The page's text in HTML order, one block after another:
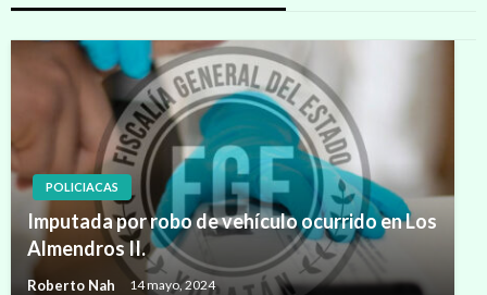
POLICIACAS
Imputada por robo de vehículo ocurrido en Los
Almendros II.
Roberto Nah 14 mayo, 2024